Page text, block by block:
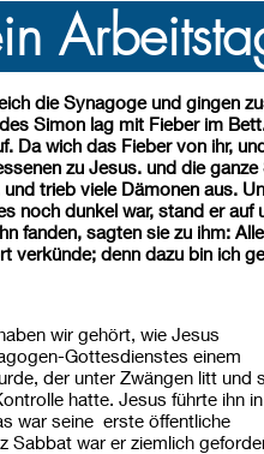
die Synagoge und gingen
Simon lag mit Fieber im
Da wich das Fieber von ihr,
zu Jesus. und die
trieb viele Dämonen aus.
noch dunkel war, stand er
fanden, sagten sie zu ihm:
verkünde; denn dazu bin ich
wir gehört, wie Jesus
Gottesdienstes einem
der unter Zwängen litt und
hatte. Jesus führte ihn in
war seine erste öffentliche
Sabbat war er ziemlich